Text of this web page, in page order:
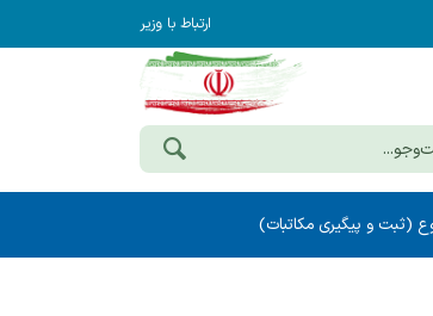
ارتباط با وزیر
(ثبت و پیگیری مکاتبات)